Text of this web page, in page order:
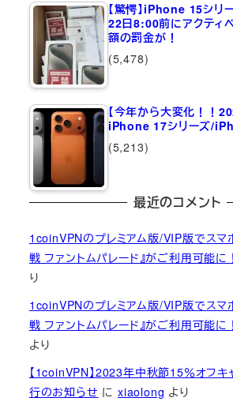
【驚愕】iPhone 15シリ
22日8:00前にアクティ
額の罰金が！
(5,478)
【今年から大変化！！
iPhone 17シリーズ/
(5,213)
最近のコメント
1coinVPNのプレミアム版/VIP版でスマ
戦 ファントムパレード』がご利用可能に！
り
1coinVPNのプレミアム版/VIP版でスマ
戦 ファントムパレード』がご利用可能に！
より
【1coinVPN】2023年中秋節15％オフキ
行のお知らせ にxiaolong より